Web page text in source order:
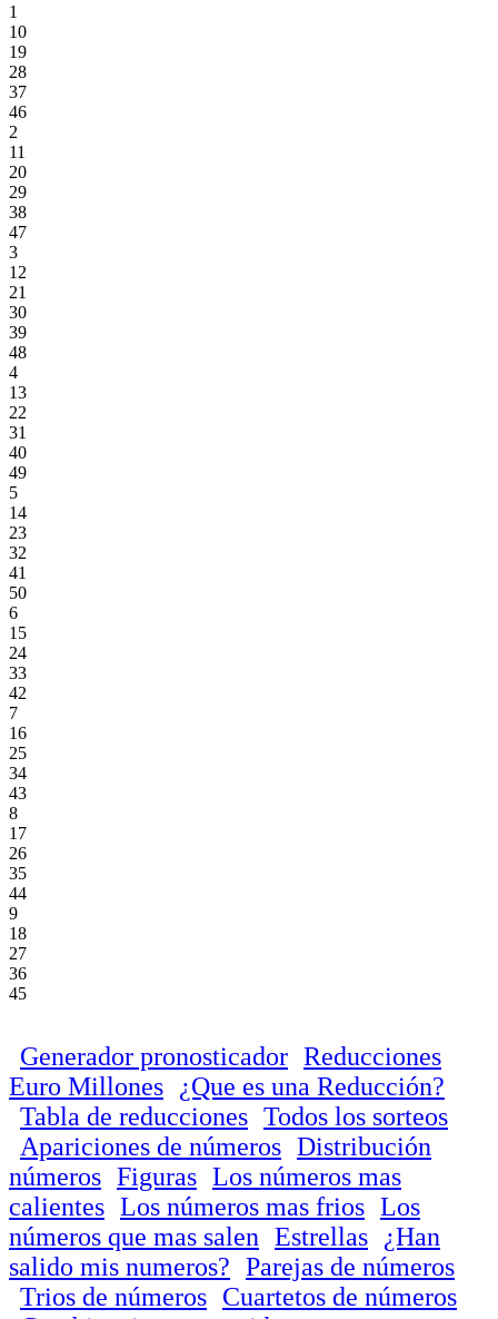
1
10
19
28
37
46
2
11
20
29
38
47
3
12
21
30
39
48
4
13
22
31
40
49
5
14
23
32
41
50
6
15
24
33
42
7
16
25
34
43
8
17
26
35
44
9
18
27
36
45
Generador pronosticador Reducciones
Euro Millones
¿Que es una Reducción?
Tabla de reducciones Todos los sorteos
Apariciones de números Distribución
números Figuras Los números mas
calientes Los números mas frios Los
números que mas salen Estrellas
¿Han
salido mis numeros? Parejas de números
Trios de números Cuartetos de números